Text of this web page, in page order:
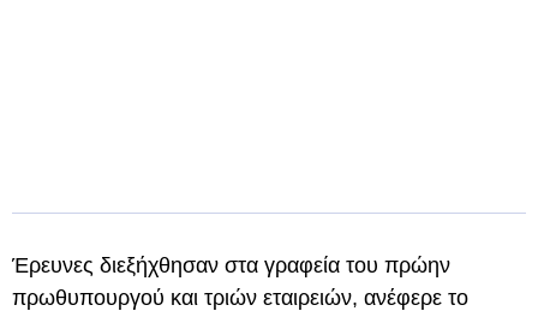
Έρευνες διεξήχθησαν στα γραφεία του πρώην
πρωθυπουργού και τριών εταιρειών, ανέφερε το